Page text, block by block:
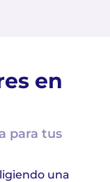
en
para tus
una